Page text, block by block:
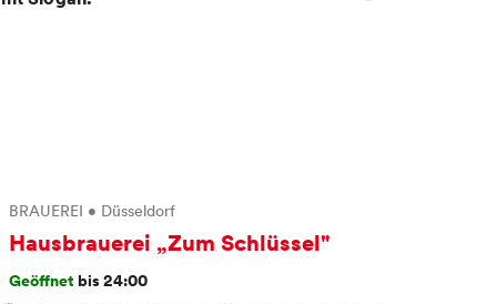
BRAUEREI • Düsseldorf
Hausbrauerei „Zum Schlüssel"
Geöffnet bis 24:00